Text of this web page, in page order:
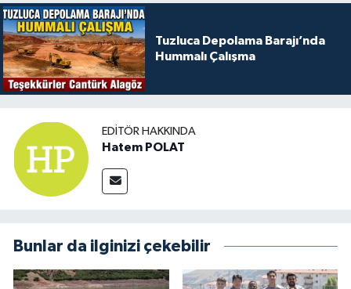
Tuzluca Depolama Barajı’nda
Hummalı Çalışma
EDITÖR HAKKINDA
Hatem POLAT
Bunlar da ilginizi çekebilir